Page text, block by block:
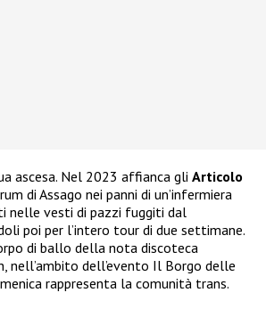
ascesa. Nel 2023 affianca gli Articolo
di Assago nei panni di un’infermiera
nelle vesti di pazzi fuggiti dal
poi per l’intero tour di due settimane.
di ballo della nota discoteca
nell’ambito dell’evento Il Borgo delle
rappresenta la comunità trans.